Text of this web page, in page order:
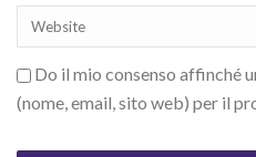
Do il mio consenso affinché
(nome, email, sito web) per il